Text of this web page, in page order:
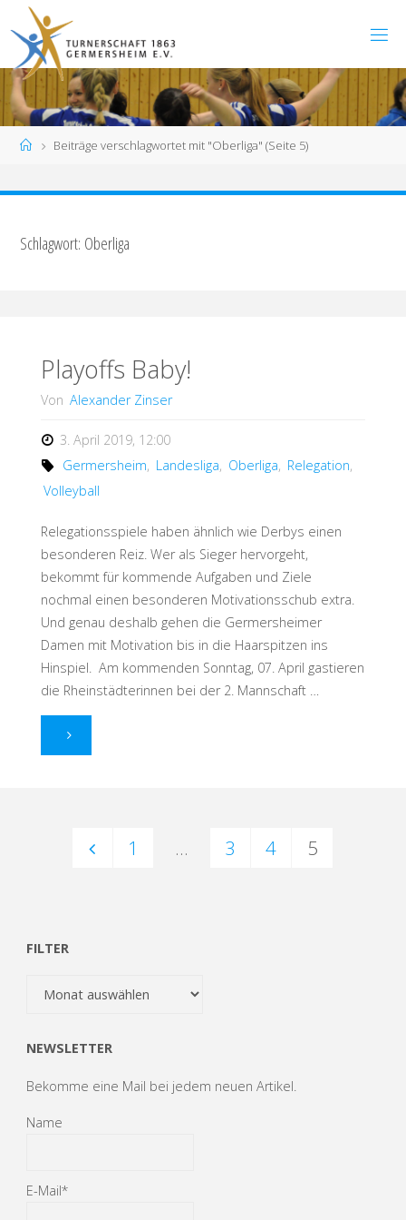
Inhalt
springen
StartBeiträge verschlagwortet mit "Oberliga" (Seite 5)
Schlagwort: Oberliga
Playoffs Baby!
Von Alexander Zinser
3. April 2019, 12:00
Germersheim, Landesliga, Oberliga, Relegation,
Volleyball
Relegationsspiele haben ähnlich wie Derbys einen
besonderen Reiz. Wer als Sieger hervorgeht,
bekommt für kommende Aufgaben und Ziele
nochmal einen besonderen Motivationsschub extra.
Und genau deshalb gehen die Germersheimer
Damen mit Motivation bis in die Haarspitzen ins
Hinspiel. Am kommenden Sonntag, 07. April gastieren
die Rheinstädterinnen bei der 2. Mannschaft …
"Playoffs
1 … 3 4 5
FILTER
NEWSLETTER
Bekomme eine Mail bei jedem neuen Artikel.
Name
E-Mail*